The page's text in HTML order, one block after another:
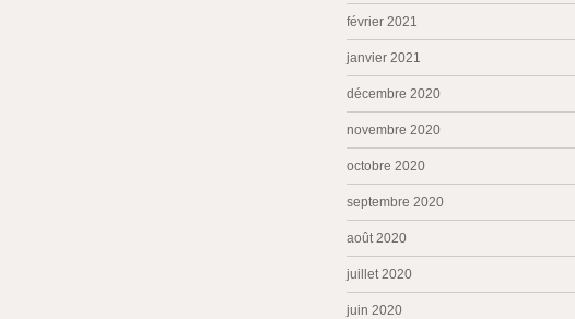
février 2021
janvier 2021
décembre 2020
novembre 2020
octobre 2020
septembre 2020
août 2020
juillet 2020
juin 2020